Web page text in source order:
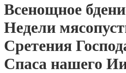
Всенощное
Недели
Сретения
Спаса нашего